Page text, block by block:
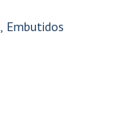
, Embutidos